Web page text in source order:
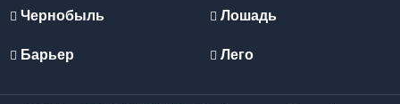
Чернобыль
Барьер
Лошадь
Лего